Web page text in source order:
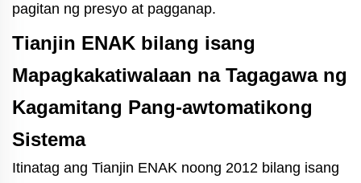
pagitan ng presyo at pagganap.
Tianjin ENAK bilang isang
Mapagkakatiwalaan na Tagagawa ng
Kagamitang Pang-awtomatikong
Sistema
Itinatag ang Tianjin ENAK noong 2012 bilang isang